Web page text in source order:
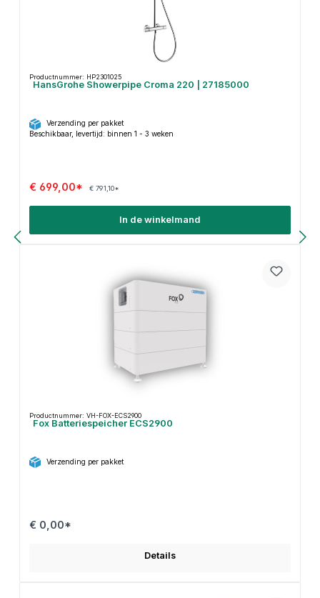
Productnummer: HP2301025
HansGrohe Showerpipe Croma 220 | 27185000
Verzending per pakket
Beschikbaar, levertijd: binnen 1 - 3 weken
€ 699,00* € 791,10*
In de winkelmand
Productnummer: VH-FOX-ECS2900
Fox Batteriespeicher ECS2900
Verzending per pakket
€ 0,00*
Details